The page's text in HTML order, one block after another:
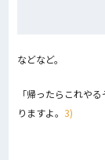
などなど。
「帰ったらこれや
りますよ。 3)